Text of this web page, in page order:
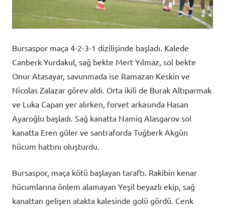
Bursaspor maça 4-2-3-1 dizilişinde başladı. Kalede
Canberk Yurdakul, sağ bekte Mert Yılmaz, sol bekte
Onur Atasayar, savunmada ise Ramazan Keskin ve
Nicolas Zalazar görev aldı. Orta ikili de Burak Altıparmak
ve Luka Capan yer alırken, forvet arkasında Hasan
Ayaroğlu başladı. Sağ kanatta Namiq Alasgarov sol
kanatta Eren güler ve santraforda Tuğberk Akgün
hücum hattını oluşturdu.
Bursaspor, maça kötü başlayan taraftı. Rakibin kenar
hücumlarına önlem alamayan Yeşil beyazlı ekip, sağ
kanattan gelişen atakta kalesinde golü gördü. Cenk